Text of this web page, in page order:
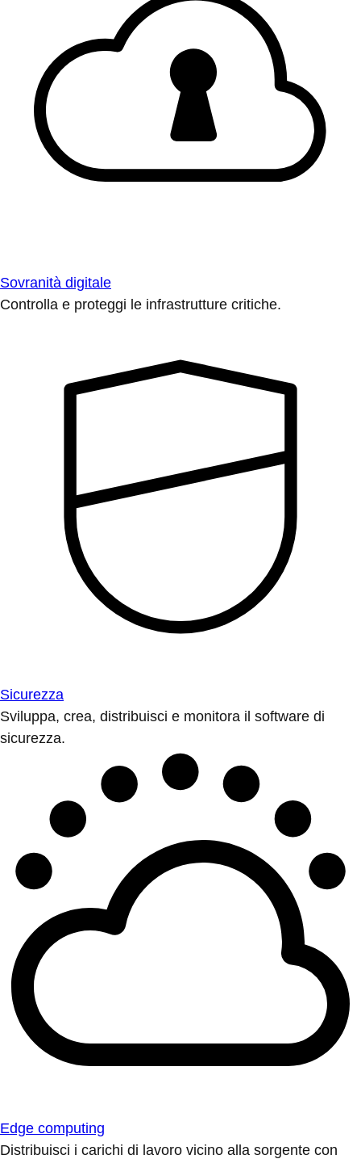
Sovranità digitale
Controlla e proteggi le infrastrutture critiche.
Sicurezza
Sviluppa, crea, distribuisci e monitora il software di
sicurezza.
Edge computing
Distribuisci i carichi di lavoro vicino alla sorgente con